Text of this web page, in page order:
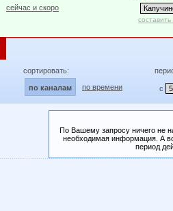
сейчас и скоро
сортировать:
по каналам по времени с
По Вашему запросу ничего не
необходимая информация. А
период